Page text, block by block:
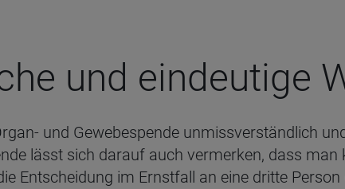
und ein­deu­tige
und Gewebespende unmissverständlich
lässt sich darauf auch vermerken, dass man
Entscheidung im Ernstfall an eine dritte Person